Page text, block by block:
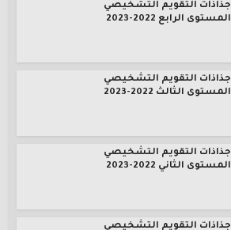
جذاذات التقويم التشخيصي
المستوى الرابع 2022-2023
جذاذات التقويم التشخيصي
المستوى الثالث 2022-2023
جذاذات التقويم التشخيصي
المستوى الثاني 2022-2023
جذاذات التقويم التشخيصي